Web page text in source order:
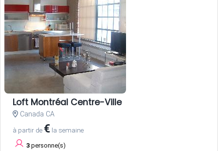
Loft Montréal Centre-Ville
Canada CA
à partir de € la semaine
3 personne(s)